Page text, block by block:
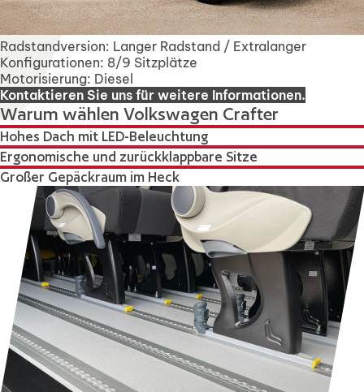
Radstandversion: Langer Radstand / Extralanger
Konfigurationen: 8/9 Sitzplätze
Motorisierung: Diesel
Kontaktieren Sie uns für weitere Informationen.
Warum wählen Volkswagen Crafter
Hohes Dach mit LED-Beleuchtung
Ergonomische und zurückklappbare Sitze
Großer Gepäckraum im Heck